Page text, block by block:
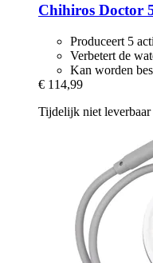
Chihiros Doctor
Produceert 5
Verbetert de
Kan worden
€ 114,99
Tijdelijk niet leverbaar